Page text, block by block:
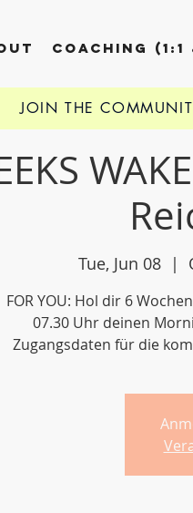
COACHING (1:1
Tue, Jun 08
  |
FOR YOU: Hol dir 6
07.30 Uhr deinen
Zugangsdaten für die
JOIN THE